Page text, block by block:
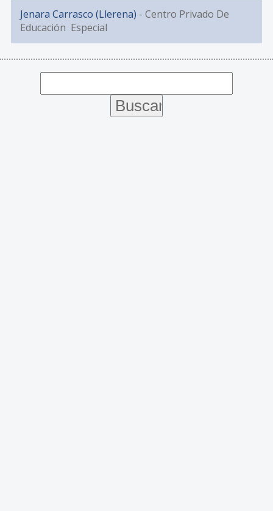
Jenara Carrasco (Llerena) - Centro Privado De
Educación Especial